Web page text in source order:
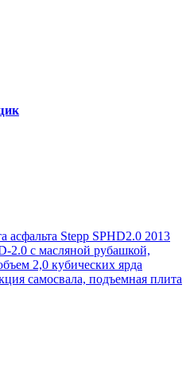
асфальта Stepp SPHD2.0 2013
2.0 с масляной рубашкой,
2,0 кубических ярда
самосвала, подъемная плита